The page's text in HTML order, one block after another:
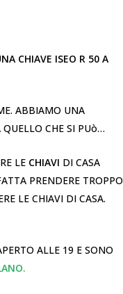
CHIAVE ISEO R 50 A
ABBIAMO UNA
QUELLO CHE SI PUò…
LE CHIAVI DI CASA
PRENDERE TROPPO
LE CHIAVI DI CASA.
ALLE 19 E SONO